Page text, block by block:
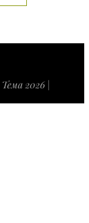
Тема 2026 |